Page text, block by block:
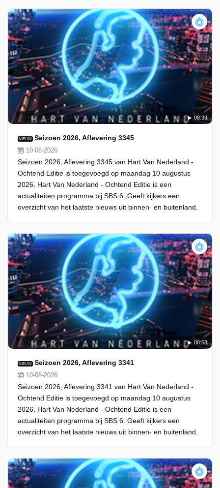
08:33
NIEUW Seizoen 2026, Aflevering 3345
10-08-2026
Seizoen 2026, Aflevering 3345 van Hart Van Nederland -
Ochtend Editie is toegevoegd op maandag 10 augustus
2026. Hart Van Nederland - Ochtend Editie is een
actualiteiten programma bij SBS 6. Geeft kijkers een
overzicht van het laatste nieuws uit binnen- en buitenland.
08:53
NIEUW Seizoen 2026, Aflevering 3341
10-08-2026
Seizoen 2026, Aflevering 3341 van Hart Van Nederland -
Ochtend Editie is toegevoegd op maandag 10 augustus
2026. Hart Van Nederland - Ochtend Editie is een
actualiteiten programma bij SBS 6. Geeft kijkers een
overzicht van het laatste nieuws uit binnen- en buitenland.